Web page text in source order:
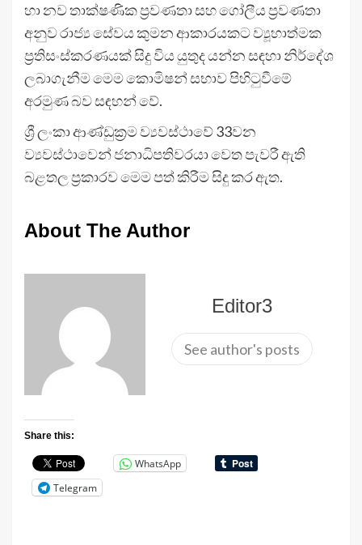
හා නව තාක්ෂණික ප්‍රවණතා සහ ගෝලීය ප්‍රවණතා
අනුව රාජ්‍ය සේවය කුමන ආකාරයකට ව්‍යූහාත්මක
ප්‍රතිසංස්කරණයක් සිදු විය යුතුද යන්න සඳහා නිර්දේශ
ලබාගැනීම මෙම කොමිෂන් සභාව පිහිටුවීමේ
අරමුණ බව සඳහන් වේ.
ශ්‍රී ලංකා ආණ්ඩුක්‍රම ව්‍යවස්ථාවේ 33වන
ව්‍යවස්ථාවෙන් ජනාධිපතිවරයා වෙත පැවරී ඇති
බළතල ප්‍රකාරව මෙම පත් කිරීම සිදු කර ඇත.
About The Author
Editor3
See author's posts
Share this:
WhatsApp
Telegram